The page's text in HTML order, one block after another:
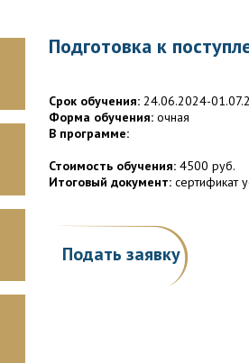
Подготовка к
Срок обучения: 24.06.2024-
Форма обучения: очная
В программе:
Стоимость обучения: 4500 руб.
Итоговый документ: сертификат
Подать заявку